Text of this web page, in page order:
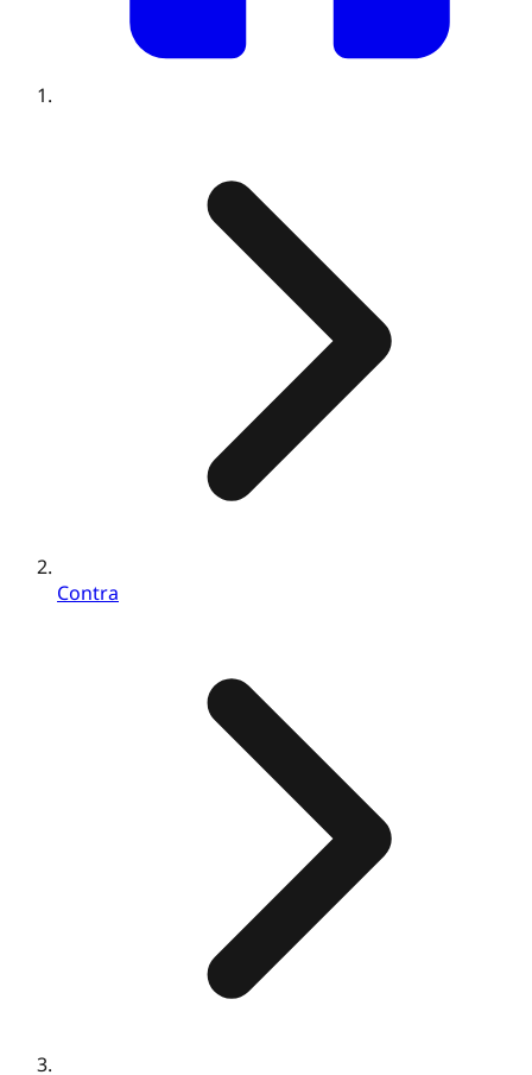
Contra